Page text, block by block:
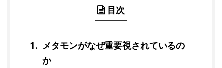
目次
メタモンがなぜ重要視されているの
か